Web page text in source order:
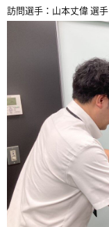
訪問選手：山本丈偉 選手